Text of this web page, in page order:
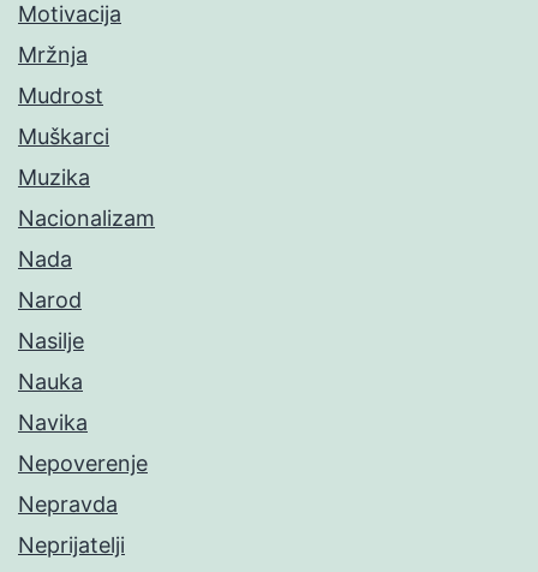
Motivacija
Mržnja
Mudrost
Muškarci
Muzika
Nacionalizam
Nada
Narod
Nasilje
Nauka
Navika
Nepoverenje
Nepravda
Neprijatelji